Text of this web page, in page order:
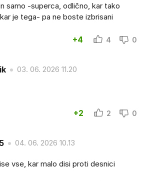
samo -superca, odlično, kar tako
je tega- pa ne boste izbrisani
+4 4 0
03. 06. 2026 11.20
+2 2 0
04. 06. 2026 10.13
vse, kar malo disi proti desnici